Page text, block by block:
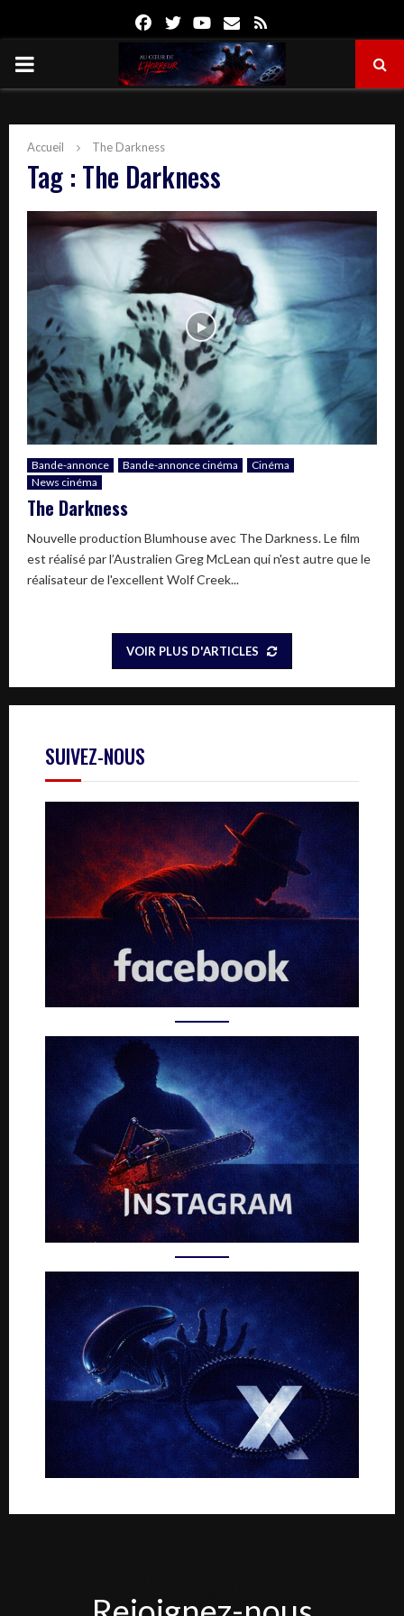
FacebookTwitterYoutube
Email
PRIMARY
Accueil The Darkness
Tag : The Darkness
Bande-annonce Bande-annonce cinéma
Cinéma
News cinéma
The Darkness
Nouvelle production Blumhouse avec The Darkness. Le film
est réalisé par l’Australien Greg McLean qui n'est autre que le
réalisateur de l'excellent Wolf Creek...
VOIR PLUS D'ARTICLES
SUIVEZ-NOUS